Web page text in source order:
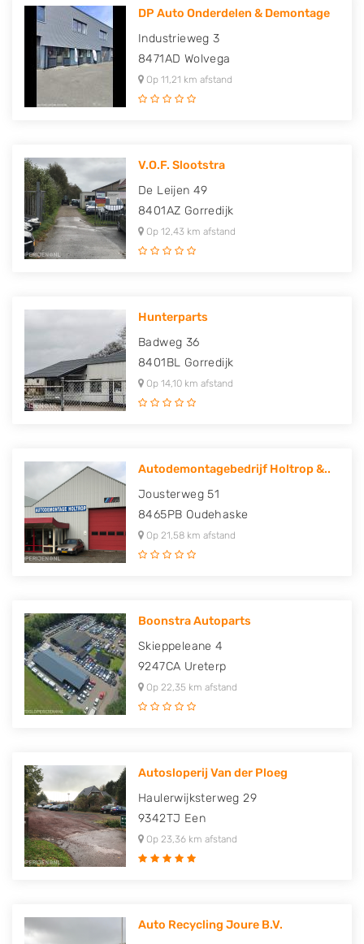
DP Auto Onderdelen & Demontage
Industrieweg 3
8471AD Wolvega
Op 11,21 km afstand
V.O.F. Slootstra
De Leijen 49
8401AZ Gorredijk
Op 12,43 km afstand
Hunterparts
Badweg 36
8401BL Gorredijk
Op 14,10 km afstand
Autodemontagebedrijf Holtrop &..
Jousterweg 51
8465PB Oudehaske
Op 21,58 km afstand
Boonstra Autoparts
Skieppeleane 4
9247CA Ureterp
Op 22,35 km afstand
Autosloperij Van der Ploeg
Haulerwijksterweg 29
9342TJ Een
Op 23,36 km afstand
Auto Recycling Joure B.V.